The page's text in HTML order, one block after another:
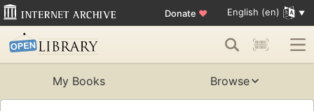
Donate ♥ English (en)
My Books Browse